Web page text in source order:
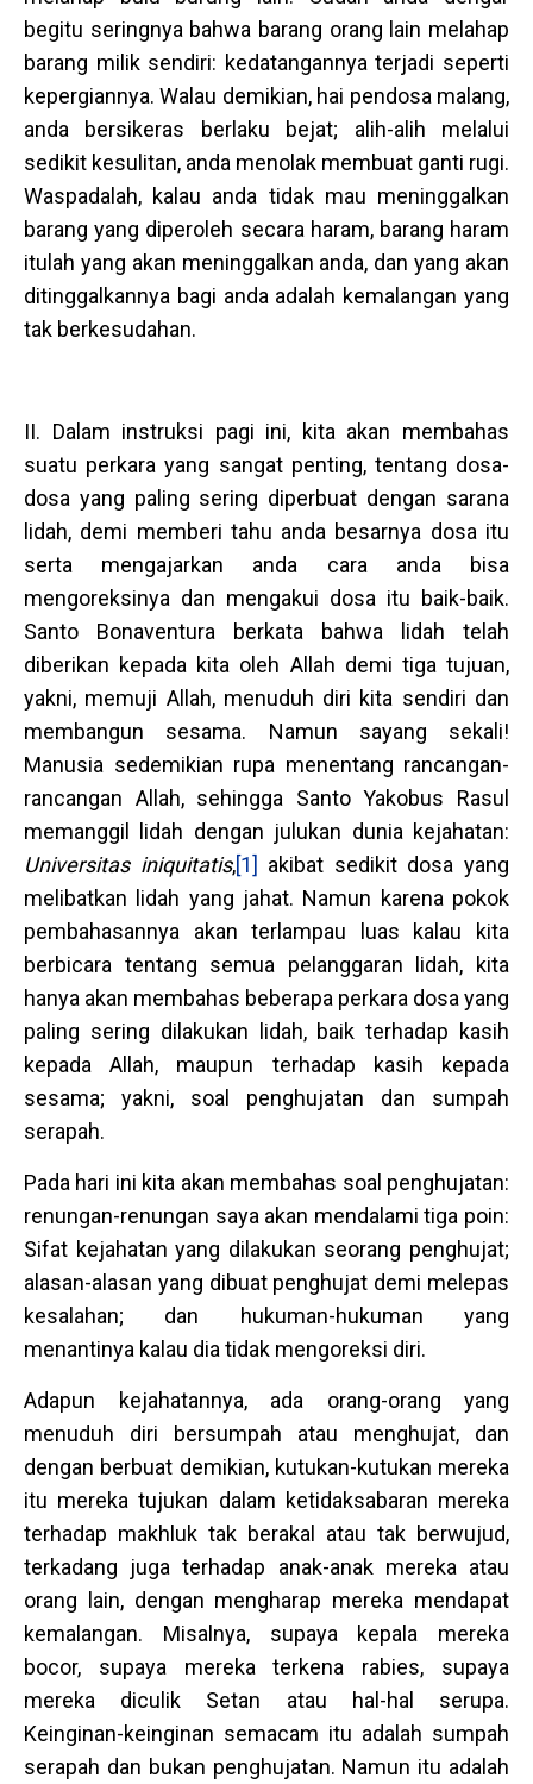
begitu seringnya bahwa barang orang lain melahap
barang milik sendiri: kedatangannya terjadi seperti
kepergiannya. Walau demikian, hai pendosa malang,
anda bersikeras berlaku bejat; alih-alih melalui
sedikit kesulitan, anda menolak membuat ganti rugi.
Waspadalah, kalau anda tidak mau meninggalkan
barang yang diperoleh secara haram, barang haram
itulah yang akan meninggalkan anda, dan yang akan
ditinggalkannya bagi anda adalah kemalangan yang
tak berkesudahan.
II. Dalam instruksi pagi ini, kita akan membahas
suatu perkara yang sangat penting, tentang dosa-
dosa yang paling sering diperbuat dengan sarana
lidah, demi memberi tahu anda besarnya dosa itu
serta mengajarkan anda cara anda bisa
mengoreksinya dan mengakui dosa itu baik-baik.
Santo Bonaventura berkata bahwa lidah telah
diberikan kepada kita oleh Allah demi tiga tujuan,
yakni, memuji Allah, menuduh diri kita sendiri dan
membangun sesama. Namun sayang sekali!
Manusia sedemikian rupa menentang rancangan-
rancangan Allah, sehingga Santo Yakobus Rasul
memanggil lidah dengan julukan dunia kejahatan:
Universitas iniquitatis,[1] akibat sedikit dosa yang
melibatkan lidah yang jahat. Namun karena pokok
pembahasannya akan terlampau luas kalau kita
berbicara tentang semua pelanggaran lidah, kita
hanya akan membahas beberapa perkara dosa yang
paling sering dilakukan lidah, baik terhadap kasih
kepada Allah, maupun terhadap kasih kepada
sesama; yakni, soal penghujatan dan sumpah
serapah.
Pada hari ini kita akan membahas soal penghujatan:
renungan-renungan saya akan mendalami tiga poin:
Sifat kejahatan yang dilakukan seorang penghujat;
alasan-alasan yang dibuat penghujat demi melepas
kesalahan; dan hukuman-hukuman yang
menantinya kalau dia tidak mengoreksi diri.
Adapun kejahatannya, ada orang-orang yang
menuduh diri bersumpah atau menghujat, dan
dengan berbuat demikian, kutukan-kutukan mereka
itu mereka tujukan dalam ketidaksabaran mereka
terhadap makhluk tak berakal atau tak berwujud,
terkadang juga terhadap anak-anak mereka atau
orang lain, dengan mengharap mereka mendapat
kemalangan. Misalnya, supaya kepala mereka
bocor, supaya mereka terkena rabies, supaya
mereka diculik Setan atau hal-hal serupa.
Keinginan-keinginan semacam itu adalah sumpah
serapah dan bukan penghujatan. Namun itu adalah